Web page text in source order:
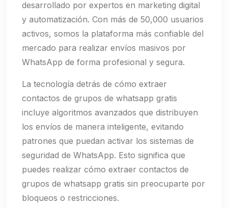
desarrollado por expertos en marketing digital
y automatización. Con más de 50,000 usuarios
activos, somos la plataforma más confiable del
mercado para realizar envíos masivos por
WhatsApp de forma profesional y segura.
La tecnología detrás de cómo extraer
contactos de grupos de whatsapp gratis
incluye algoritmos avanzados que distribuyen
los envíos de manera inteligente, evitando
patrones que puedan activar los sistemas de
seguridad de WhatsApp. Esto significa que
puedes realizar cómo extraer contactos de
grupos de whatsapp gratis sin preocuparte por
bloqueos o restricciones.